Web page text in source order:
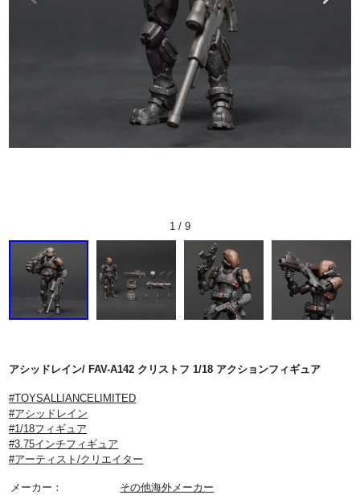
1 / 9
アシッドレイン/ FAV-A142 クリストフ 1/18 アクションフィギュア
#TOYSALLIANCELIMITED
#アシッドレイン
#1/18フィギュア
#3.75インチフィギュア
#アーティスト/クリエイター
メーカー：
その他海外メーカー